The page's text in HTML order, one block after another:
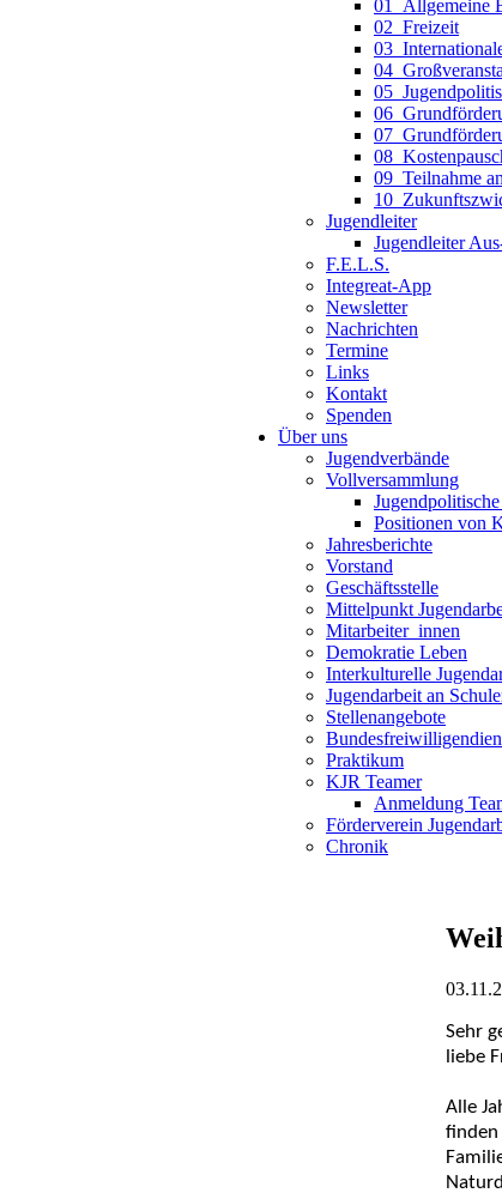
01_Allgemeine
02_Freizeit
09_Teilnahme
Jugendleiter
Jugendleiter
F.E.L.S.
Integreat-App
Newsletter
Nachrichten
Termine
Links
Kontakt
Spenden
Über uns
Jugendverbände
Vollversammlung
Positionen von
Jahresberichte
Vorstand
Geschäftsstelle
Mittelpunkt
Mitarbeiter_innen
Demokratie Leben
Interkulturelle
Jugendarbeit an
Stellenangebote
Praktikum
KJR Teamer
Anmeldung
Förderverein
Chronik
Sehr
liebe
Alle
finden